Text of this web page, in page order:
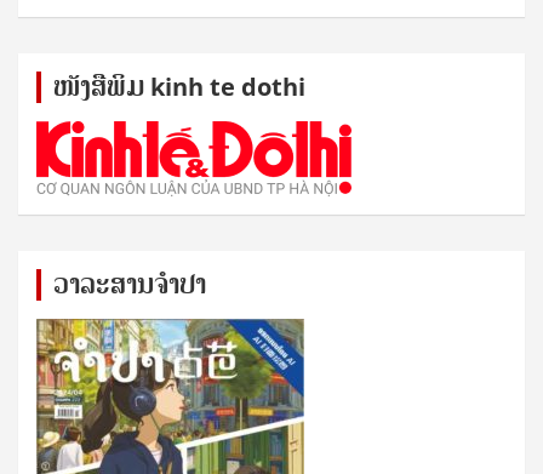
ໜັງ​ສື​ພິມ kinh te dothi
ວາລະສານຈຳປາ